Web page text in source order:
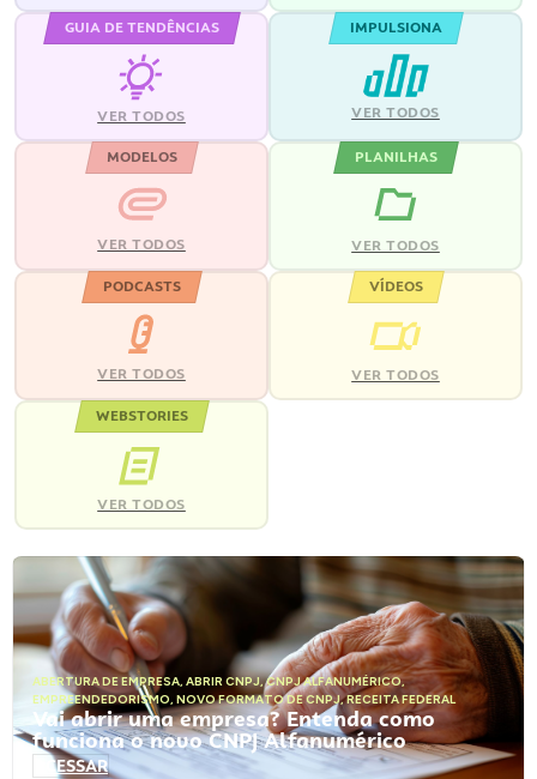
GUIA DE TENDÊNCIAS
VER TODOS
IMPULSIONA
VER TODOS
MODELOS
VER TODOS
PLANILHAS
VER TODOS
PODCASTS
VER TODOS
VÍDEOS
VER TODOS
WEBSTORIES
VER TODOS
ABERTURA DE EMPRESA, ABRIR CNPJ,CNPJ ALFANUMÉRICO,
EMPREENDEDORISMO, NOVO FORMATO DE CNPJ,RECEITA FEDERAL
Vai abrir uma empresa? Entenda como
funciona o novo CNPJ Alfanumérico
ACESSAR